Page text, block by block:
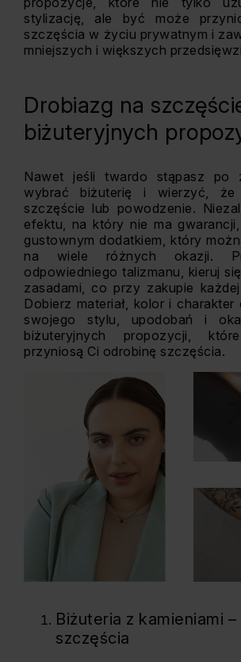
stylizację, ale być może
szczęścia w życiu prywatnym i
mniejszych i większych
Drobiazg na
biżuteryjnych
Nawet jeśli twardo stąpasz po
wybrać biżuterię i wierzyć, że
szczęście lub powodzenie.
efektu, na który nie ma
gustownym dodatkiem, który
na wiele różnych okazji.
odpowiedniego talizmanu, kieruj
zasadami, co przy zakupie
Dobierz materiał, kolor i
swojego stylu, upodobań i
biżuteryjnych propozycji,
przyniosą Ci odrobinę szczęścia.
Biżuteria z kamieniami
szczęścia